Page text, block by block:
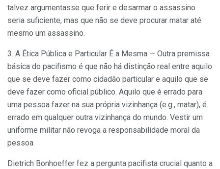
talvez argumentasse que ferir e desarmar o assassino
seria suficiente, mas que não se deve procurar matar até
mesmo um assassino.
3. A Ética Pública e Particular É a Mesma — Outra premissa
básica do pacifismo é que não há distinção real entre aquilo
que se deve fazer como cidadão particular e aquilo que se
deve fazer como oficial público. Aquilo que é errado para
uma pessoa fazer na sua própria vizinhança (e.g., matar), é
errado em qualquer outra vizinhança do mundo. Vestir um
uniforme militar não revoga a responsabilidade moral da
pessoa.
Dietrich Bonhoeffer fez a pergunta pacifista crucial quanto a